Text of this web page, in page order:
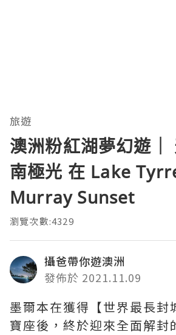
旅遊
澳洲粉紅湖夢幻遊
南極光 在 Lake
Murray Sunset
瀏覽次數:4329
攝爸帶你遊澳洲
發佈於 2021.11.09
墨爾本在獲得【世界最長封
寶座後，終於迎來全面解封